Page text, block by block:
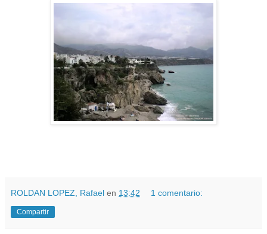
ROLDAN LOPEZ, Rafael en 13:42 1 comentario:
Compartir